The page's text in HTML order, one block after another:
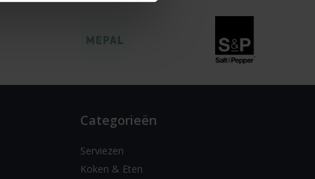
Categorieën
Serviezen
Koken & Eten